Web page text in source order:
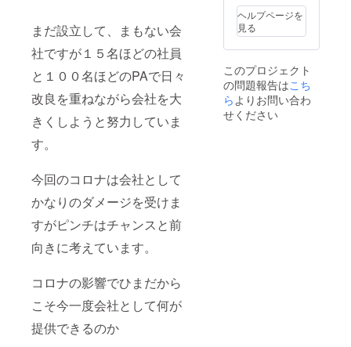
まだ設立して、まもない会
社ですが１５名ほどの社員
と１００名ほどのPAで日々
改良を重ねながら会社を大
きくしようと努力していま
す。
今回のコロナは会社として
かなりのダメージを受けま
すがピンチはチャンスと前
向きに考えています。
コロナの影響でひまだから
こそ今一度会社として何が
提供できるのか
ヘルプページを
見る
このプロジェクト
の問題報告はこち
ら よりお問い合わ
せください